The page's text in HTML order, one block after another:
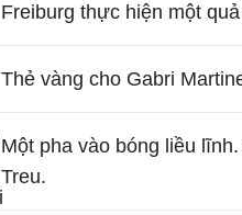
Freiburg thực hiện một
Thẻ vàng cho Gabri
Một pha vào bóng liều
Treu.